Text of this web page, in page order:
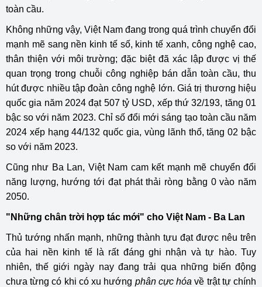
toàn cầu.
Không những vậy, Việt Nam đang trong quá trình chuyển đổi
mạnh mẽ sang nền kinh tế số, kinh tế xanh, công nghệ cao,
thân thiện với môi trường; đặc biệt đã xác lập được vị thế
quan trọng trong chuỗi công nghiệp bán dẫn toàn cầu, thu
hút được nhiều tập đoàn công nghệ lớn. Giá trị thương hiệu
quốc gia năm 2024 đạt 507 tỷ USD, xếp thứ 32/193, tăng 01
bậc so với năm 2023. Chỉ số đổi mới sáng tạo toàn cầu năm
2024 xếp hạng 44/132 quốc gia, vùng lãnh thổ, tăng 02 bậc
so với năm 2023.
Cũng như Ba Lan, Việt Nam cam kết mạnh mẽ chuyển đổi
năng lượng, hướng tới đạt phát thải ròng bằng 0 vào năm
2050.
"Những chân trời hợp tác mới" cho Việt Nam - Ba Lan
Thủ tướng nhấn mạnh, những thành tựu đạt được nêu trên
của hai nền kinh tế là rất đáng ghi nhận và tự hào. Tuy
nhiên, thế giới ngày nay đang trải qua những biến động
chưa từng có khi có xu hướng phân cực hóa về trật tự chính